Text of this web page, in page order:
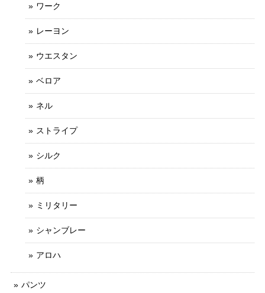
ワーク
レーヨン
ウエスタン
ベロア
ネル
ストライプ
シルク
柄
ミリタリー
シャンブレー
アロハ
パンツ